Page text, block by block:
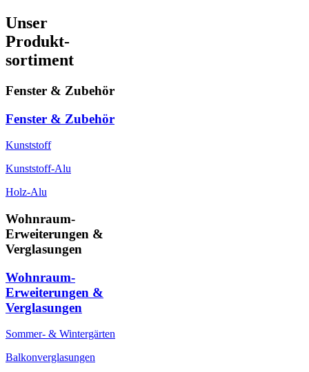
Unser
Produkt-
sortiment
Fenster & Zubehör
Fenster & Zubehör
Kunststoff
Kunststoff-Alu
Holz-Alu
Wohnraum-
Erweiterungen &
Verglasungen
Wohnraum-
Erweiterungen &
Verglasungen
Sommer- & Wintergärten
Balkonverglasungen